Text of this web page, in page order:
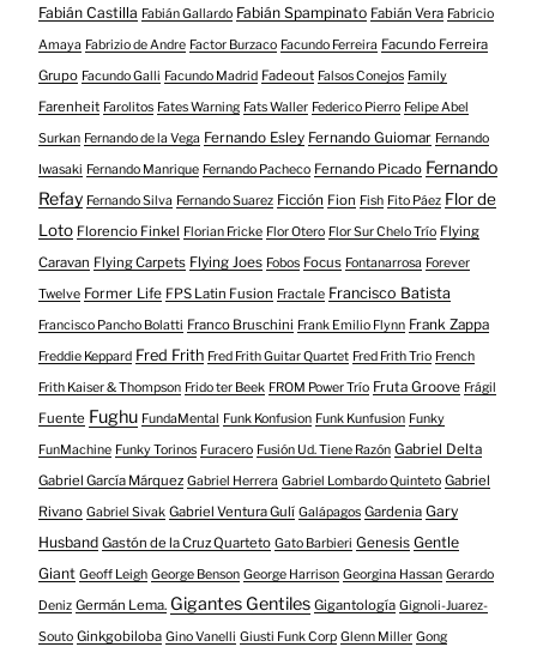
Fabián Castilla Fabián Gallardo Fabián Spampinato Fabián Vera Fabricio
Amaya Fabrizio de Andre Factor Burzaco Facundo Ferreira Facundo Ferreira
Grupo Facundo Galli Facundo Madrid Fadeout Falsos Conejos Family
Farenheit Farolitos Fates Warning Fats Waller Federico Pierro Felipe Abel
Surkan Fernando de la Vega Fernando Esley Fernando Guiomar Fernando
Iwasaki Fernando Manrique Fernando Pacheco Fernando Picado Fernando
Refay Fernando Silva Fernando Suarez Ficción Fion Fish Fito Páez Flor de
Loto Florencio Finkel Florian Fricke Flor Otero Flor Sur Chelo Trío Flying
Caravan Flying Carpets Flying Joes Fobos Focus Fontanarrosa Forever
Twelve Former Life FPS Latin Fusion Fractale Francisco Batista
Francisco Pancho Bolatti Franco Bruschini Frank Emilio Flynn Frank Zappa
Freddie Keppard Fred Frith Fred Frith Guitar Quartet Fred Frith Trio French
Frith Kaiser & Thompson Frido ter Beek FROM Power Trío Fruta Groove Frágil
Fuente Fughu FundaMental Funk Konfusion Funk Kunfusion Funky
FunMachine Funky Torinos Furacero Fusión Ud. Tiene Razón Gabriel Delta
Gabriel García Márquez Gabriel Herrera Gabriel Lombardo Quinteto Gabriel
Rivano Gabriel Sivak Gabriel Ventura Gulí Galápagos Gardenia Gary
Husband Gastón de la Cruz Quarteto Gato Barbieri Genesis Gentle
Giant Geoff Leigh George Benson George Harrison Georgina Hassan Gerardo
Deniz Germán Lema. Gigantes Gentiles Gigantología Gignoli-Juarez-
Souto Ginkgobiloba Gino Vanelli Giusti Funk Corp Glenn Miller Gong